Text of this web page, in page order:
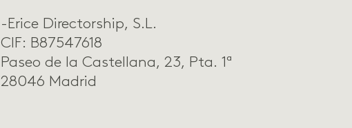
-Erice Directorship, S.L.
CIF: B87547618
Paseo de la Castellana, 23, Pta. 1ª
28046 Madrid